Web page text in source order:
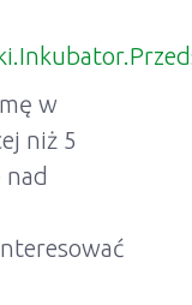
w
niż 5